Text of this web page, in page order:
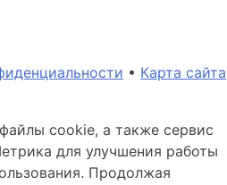
• Карта сайта
cookie, а также сервис
для улучшения работы
Продолжая